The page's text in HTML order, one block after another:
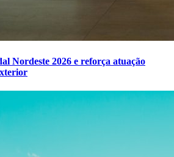
Nordeste 2026 e reforça atuação